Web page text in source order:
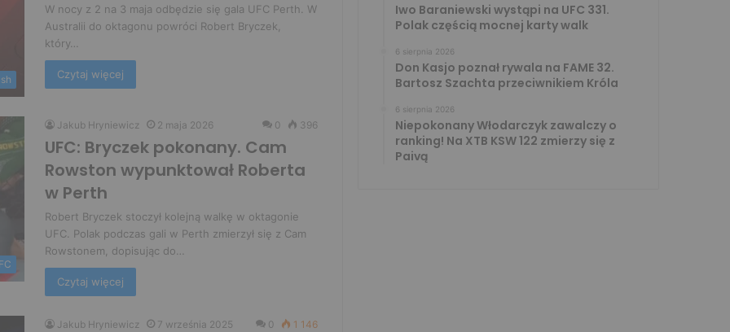
W nocy z 2 na 3 maja odbędzie się gala UFC Perth. W
Australii do oktagonu powróci Robert Bryczek,
który…
Czytaj więcej
Jakub Hryniewicz 2 maja 2026 0 396
UFC: Bryczek pokonany. Cam
Rowston wypunktował Roberta
w Perth
Robert Bryczek stoczył kolejną walkę w oktagonie
UFC. Polak podczas gali w Perth zmierzył się z Cam
Rowstonem, dopisując do…
Czytaj więcej
Jakub Hryniewicz 7 września 2025 0 1 146
Iwo Baraniewski wystąpi na UFC 331.
Polak częścią mocnej karty walk
6 sierpnia 2026
Don Kasjo poznał rywala na FAME 32.
Bartosz Szachta przeciwnikiem Króla
6 sierpnia 2026
Niepokonany Włodarczyk zawalczy o
ranking! Na XTB KSW 122 zmierzy się z
Paivą